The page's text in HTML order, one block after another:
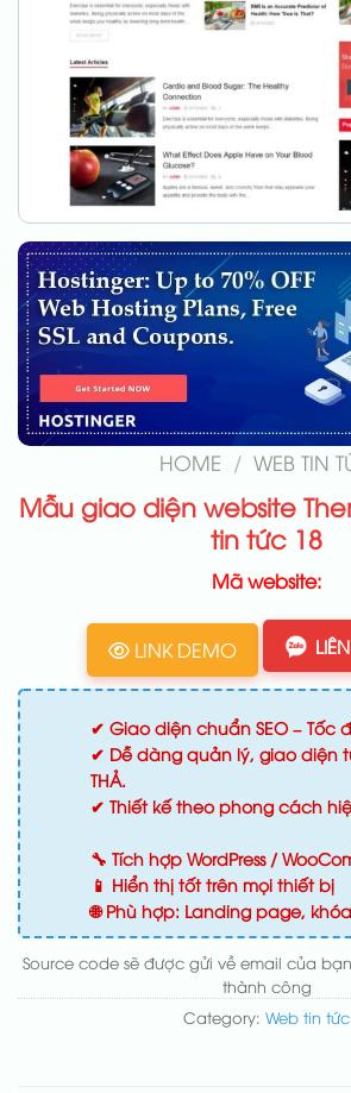
HOME / WEB TIN
Mẫu giao diện website
tin tức 18
Mã website:
LINK DEMO
✔ Giao diện chuẩn SEO – Tốc
✔ Dễ dàng quản lý, giao diện
THẢ.
✔ Thiết kế theo phong cách
🔧 Tích hợp WordPress /
📱 Hiển thị tốt trên mọi thiết bị
🌐 Phù hợp: Landing page,
Source code sẽ được gửi về email của
thành công
Category: Web tin tức